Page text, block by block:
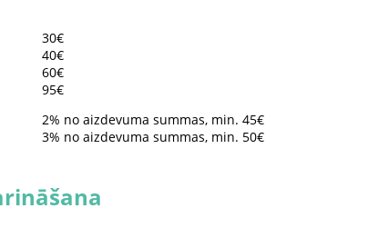
30€
40€
60€
95€
2% no aizdevuma summas, min. 45€
3% no aizdevuma summas, min. 50€